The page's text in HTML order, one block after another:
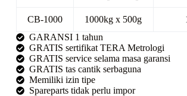
CB-1000 1000kg x 500g
GARANSI 1 tahun
GRATIS sertifikat TERA Metrologi
GRATIS service selama masa garansi
GRATIS tas cantik serbaguna
Memiliki izin tipe
Spareparts tidak perlu impor